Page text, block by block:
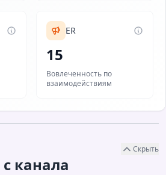
ER
15
Вовлеченность по
взаимодействиям
Скрыть
канала